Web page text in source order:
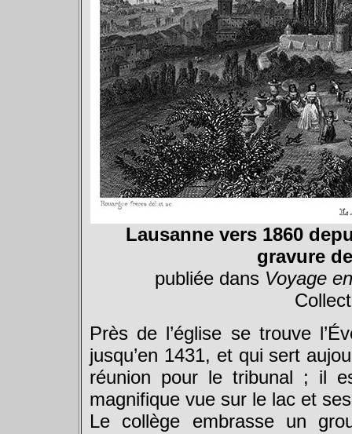
Lausanne vers 1860
gravure
publiée dans Voyage
Près de l’église se trouve
jusqu’en 1431, et qui sert
réunion pour le tribunal ; il
magnifique vue sur le lac et
Le collège embrasse un